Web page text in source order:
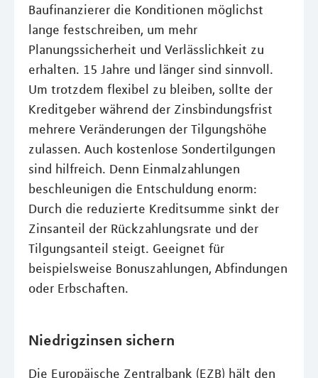
Baufinanzierer die Konditionen möglichst
lange festschreiben, um mehr
Planungssicherheit und Verlässlichkeit zu
erhalten. 15 Jahre und länger sind sinnvoll.
Um trotzdem flexibel zu bleiben, sollte der
Kreditgeber während der Zinsbindungsfrist
mehrere Veränderungen der Tilgungshöhe
zulassen. Auch kostenlose Sondertilgungen
sind hilfreich. Denn Einmalzahlungen
beschleunigen die Entschuldung enorm:
Durch die reduzierte Kreditsumme sinkt der
Zinsanteil der Rückzahlungsrate und der
Tilgungsanteil steigt. Geeignet für
beispielsweise Bonuszahlungen, Abfindungen
oder Erbschaften.
Niedrigzinsen sichern
Die Europäische Zentralbank (EZB) hält den